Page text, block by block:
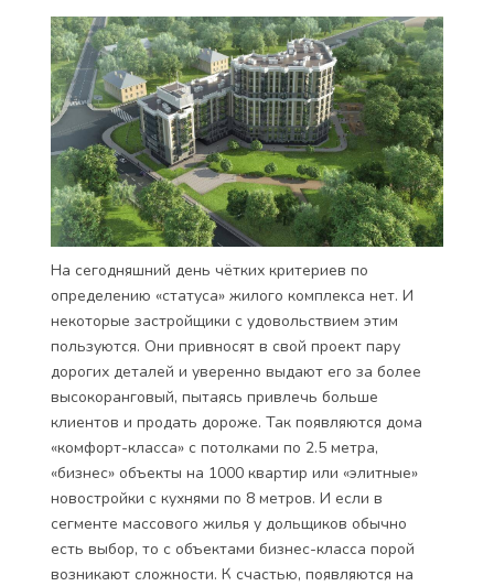
На сегодняшний день чётких критериев по
определению «статуса» жилого комплекса нет. И
некоторые застройщики с удовольствием этим
пользуются. Они привносят в свой проект пару
дорогих деталей и уверенно выдают его за более
высокоранговый, пытаясь привлечь больше
клиентов и продать дороже. Так появляются дома
«комфорт-класса» с потолками по 2.5 метра,
«бизнес» объекты на 1000 квартир или «элитные»
новостройки с кухнями по 8 метров. И если в
сегменте массового жилья у дольщиков обычно
есть выбор, то с объектами бизнес-класса порой
возникают сложности. К счастью, появляются на